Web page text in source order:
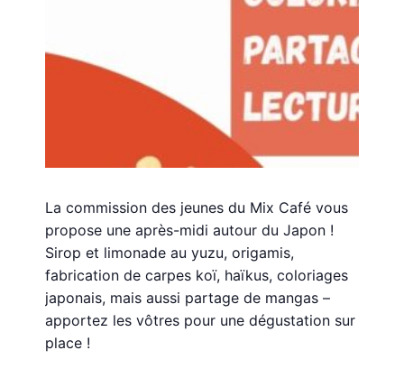
La commission des jeunes du Mix Café vous
propose une après-midi autour du Japon !
Sirop et limonade au yuzu, origamis,
fabrication de carpes koï, haïkus, coloriages
japonais, mais aussi partage de mangas –
apportez les vôtres pour une dégustation sur
place !